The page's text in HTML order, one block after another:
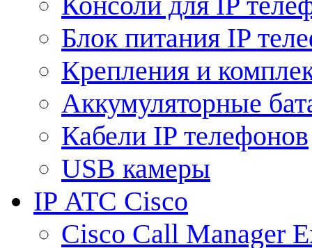
Блок питания IP
Крепления и
Аккумуляторные
Кабели IP телефонов
USB камеры
IP АТС Cisco
Cisco Call Manager